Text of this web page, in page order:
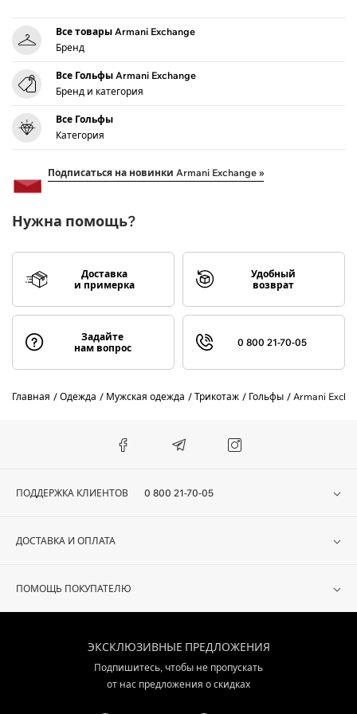
Все товары Armani Exchange
Бренд
Все Гольфы Armani Exchange
Бренд и категория
Все Гольфы
Категория
Подписаться на новинки Armani Exchange »
Нужна помощь?
Доставка
и примерка
Удобный
возврат
Задайте
нам вопрос
0 800 21-70-05
Главная Одежда Мужская одежда Трикотаж Гольфы Armani
ПОДДЕРЖКА КЛИЕНТОВ 0 800 21-70-05
ДОСТАВКА И ОПЛАТА
ПОМОЩЬ ПОКУПАТЕЛЮ
ЭКСКЛЮЗИВНЫЕ ПРЕДЛОЖЕНИЯ
Подпишитесь, чтобы не пропускать
от нас предложения о скидках